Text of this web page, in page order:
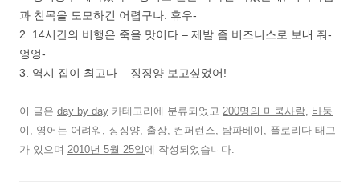
과 친목을 도모하긴 어렵구나. 휴우-
2. 14시간의 비행은 죽을 맛이다 – 제발 좀 비즈니스로 보내 줘-
엉엉-
3. 역시 집이 최고다 – 징징양 보고싶었어!
이 글은 day by day 카테고리에 분류되었고 200명의 미쿡사람 바둥
이
영어는 어려워 징징양 출장 컨퍼런스 탐파베이 플로리다 태그
가 있으며 2010년 5월 25일에 작성되었습니다.